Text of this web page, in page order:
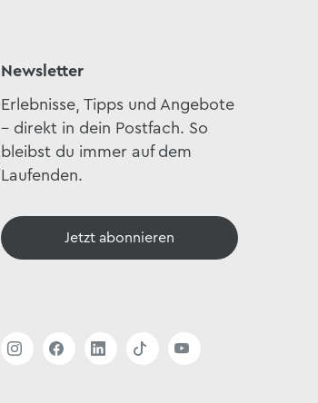
Newsletter
Erlebnisse, Tipps und Angebote
– direkt in dein Postfach. So
bleibst du immer auf dem
Laufenden.
Jetzt abonnieren